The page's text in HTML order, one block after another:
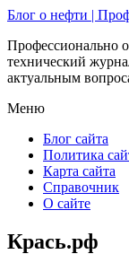
Блог о нефти |
Профессионально
технический
актуальным
Меню
Блог сайта
Политика
Карта сайта
Справочник
О сайте
Крась.рф